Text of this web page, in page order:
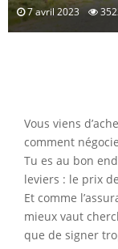
7 avril 2023
Vous viens
comment
Tu es au bon
leviers : le prix
Et comme
mieux vaut
que de signer